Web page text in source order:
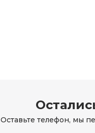
Оставьте телефон, мы